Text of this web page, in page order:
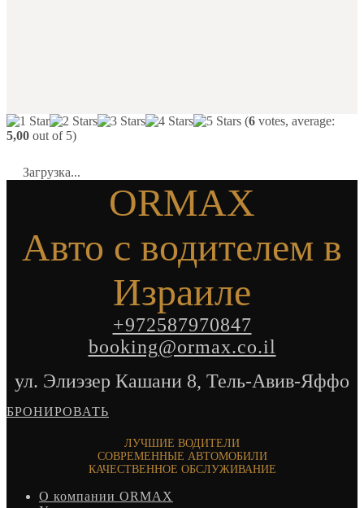
(6 votes, average:
5,00 out of 5)
Загрузка...
ORMAX
Авто с водителем в
Израиле
+972587970847
booking@ormax.co.il
ул. Элиэзер Кашани 8, Тель-Авив-Яффо
БРОНИРОВАТЬ
ЛУЧШИЕ ВОДИТЕЛИ
СОВРЕМЕННЫЕ АВТОМОБИЛИ
КАЧЕСТВЕННОЕ ОБСЛУЖИВАНИЕ
О компании ORMAX